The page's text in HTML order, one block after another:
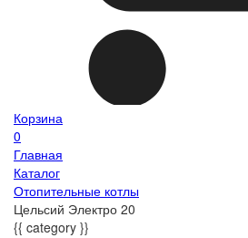
Корзина
0
Главная
Каталог
Отопительные котлы
Цельсий Электро 20
{{ category }}